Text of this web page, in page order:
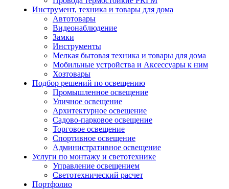
Инструмент, техника и товары для дома
Автотовары
Видеонаблюдение
Замки
Инструменты
Мелкая бытовая техника и товары для дома
Мобильные устройства и Аксессуары к ним
Хозтовары
Подбор решений по освещению
Промышленное освещение
Уличное освещение
Архитектурное освещение
Садово-парковое освещение
Торговое освещение
Спортивное освещение
Административное освещение
Услуги по монтажу и светотехнике
Управление освещением
Светотехнический расчет
Портфолио